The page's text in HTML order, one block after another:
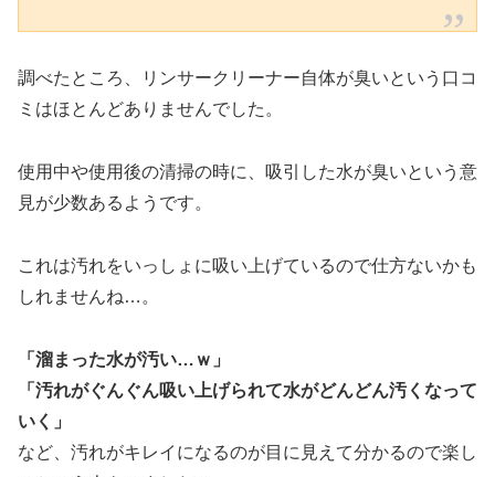
調べたところ、リンサークリーナー自体が臭いという口コ
ミはほとんどありませんでした。
使用中や使用後の清掃の時に、吸引した水が臭いという意
見が少数あるようです。
これは汚れをいっしょに吸い上げているので仕方ないかも
しれませんね…。
「溜まった水が汚い…ｗ」
「汚れがぐんぐん吸い上げられて水がどんどん汚くなって
いく」
など、汚れがキレイになるのが目に見えて分かるので楽し